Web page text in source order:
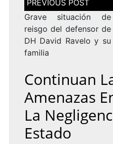
de
entradas
Grave situación de
reisgo del defensor de
DH David Ravelo y su
familia
Continuan
Amenazas
La
Estado